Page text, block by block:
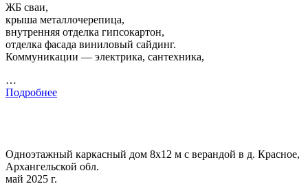
ЖБ сваи,
крыша металлочерепица,
внутренняя отделка гипсокартон,
отделка фасада виниловый сайдинг.
Коммуникации — электрика, сантехника,
…
Подробнее
Одноэтажный каркасный дом 8х12 м с верандой в д. Красное,
Архангельской обл.
май 2025 г.